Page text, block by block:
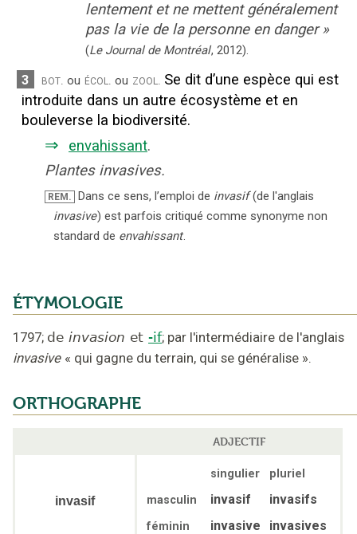
lentement et ne mettent généralement
pas la vie de la personne en danger »
(Le Journal de Montréal, 2012).
3 bot. ou écol. ou zool.
Se dit d’une espèce qui est
introduite dans un autre écosystème et en
bouleverse la biodiversité.
⇒ envahissant.
Plantes invasives.
REM. Dans ce sens, l’emploi de invasif (de l'anglais
invasive) est parfois critiqué comme synonyme non
standard de envahissant.
ÉTYMOLOGIE
1797; de invasion et -if; par l'intermédiaire de l'anglais
invasive « qui gagne du terrain, qui se généralise ».
ORTHOGRAPHE
ADJECTIF
invasif
singulier
pluriel
masculin
invasif invasifs
féminin invasive invasives